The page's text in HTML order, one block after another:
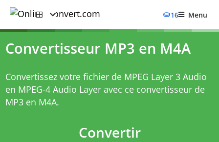
16 Menu
Convertisseur MP3 en M4A
Convertissez votre fichier de MPEG Layer 3 Audio
en MPEG-4 Audio Layer avec ce convertisseur de
MP3 en M4A.
Convertir